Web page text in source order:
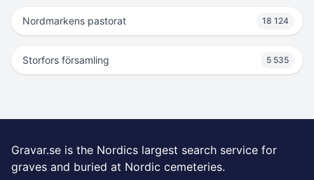
Nordmarkens pastorat 18 124
Storfors församling 5 535
Gravar.se is the Nordics largest search service for
graves and buried at Nordic cemeteries.